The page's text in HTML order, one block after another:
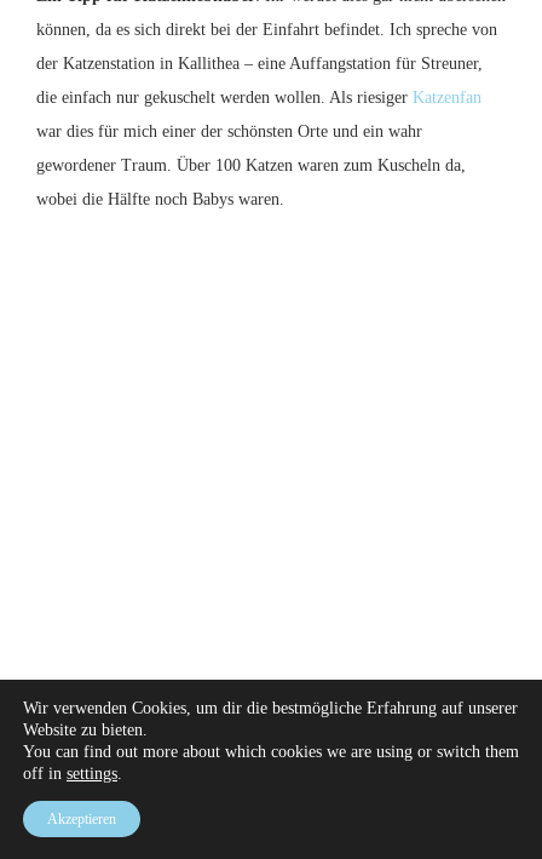
können, da es sich direkt bei der Einfahrt befindet. Ich spreche von
der Katzenstation in Kallithea – eine Auffangstation für Streuner,
die einfach nur gekuschelt werden wollen. Als riesiger Katzenfan
war dies für mich einer der schönsten Orte und ein wahr
gewordener Traum. Über 100 Katzen waren zum Kuscheln da,
wobei die Hälfte noch Babys waren.
Wir verwenden Cookies, um dir die bestmögliche Erfahrung auf unserer
Website zu bieten.
You can find out more about which cookies we are using or switch them
off in settings.
Akzeptieren